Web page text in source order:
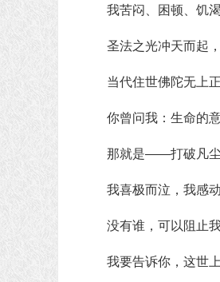
我苦闷、困顿、饥
圣法之光冲天而起
当代住世佛陀无上
你曾问我：生命的
那就是——打破凡尘
我喜极而泣，我感
没有谁，可以阻止
我要告诉你，这世